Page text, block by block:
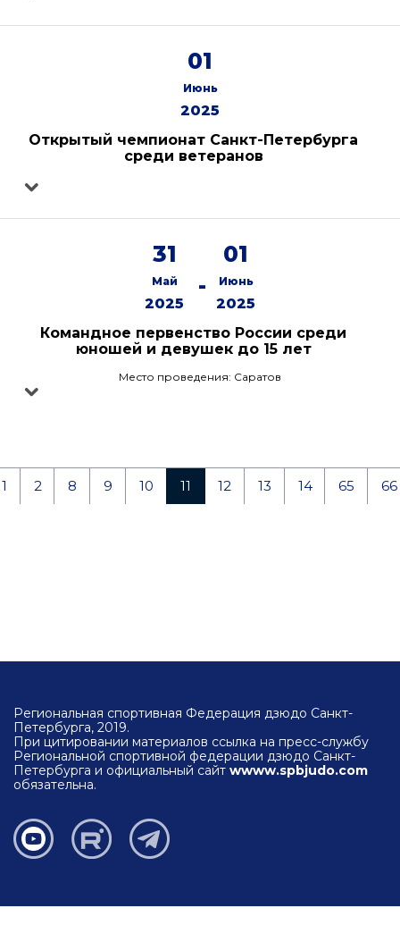
01
Июнь
2025
Открытый чемпионат Санкт-Петербурга
среди ветеранов
31
Май
2025
-
01
Июнь
2025
Командное первенство России среди
юношей и девушек до 15 лет
Место проведения: Саратов
1 2 8 9 10 11 12 13 14 65 66
Региональная спортивная Федерация дзюдо Санкт-
Петербурга, 2019.
При цитировании материалов ссылка на пресс-службу
Региональной спортивной федерации дзюдо Санкт-
Петербурга и официальный сайт wwww.spbjudo.com
обязательна.